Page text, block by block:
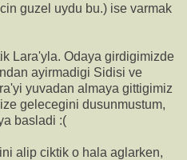
guzel uydu bu.) ise varmak
Lara'yla. Odaya girdigimizde
ayirmadigi Sidisi ve
yuvadan almaya gittigimiz
gelecegini dusunmustum,
basladi :(
alip ciktik o hala aglarken,